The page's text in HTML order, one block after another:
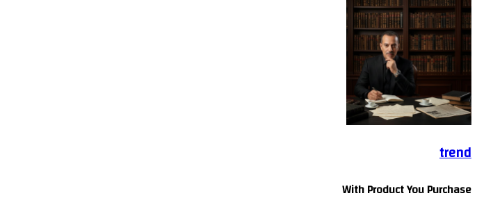
trend
With Product You Purchase